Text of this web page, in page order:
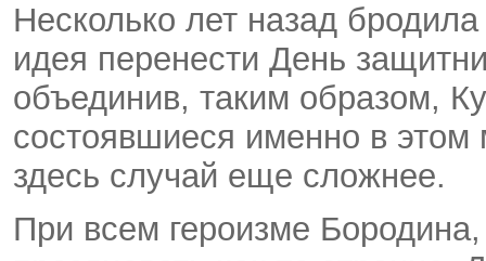
Несколько лет назад
идея перенести День
объединив, таким образом,
состоявшиеся именно в
здесь случай еще сложнее.
При всем героизме